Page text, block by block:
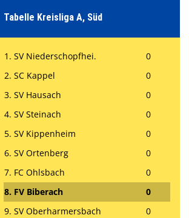
Tabelle Kreisliga A, Süd
1. SV Niederschopfhei.
0
2. SC Kappel
0
3. SV Hausach
0
4. SV Steinach
0
5. SV Kippenheim
0
6. SV Ortenberg
0
7. FC Ohlsbach
0
8. FV Biberach
0
9. SV Oberharmersbach
0